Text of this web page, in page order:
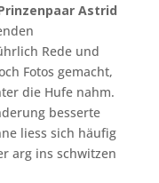
Astrid
Rede und
Fotos gemacht,
die Hufe nahm.
besserte
liess sich häufig
arg ins schwitzen